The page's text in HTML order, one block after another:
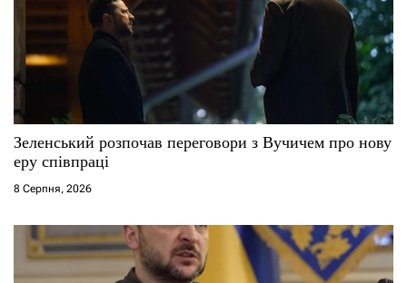
в
Зеленський розпочав переговори з Вучичем про нову
еру співпраці
8 Серпня, 2026